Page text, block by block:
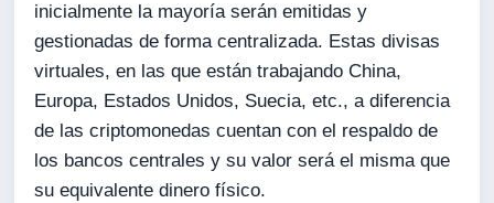
inicialmente la mayoría serán emitidas y
gestionadas de forma centralizada. Estas divisas
virtuales, en las que están trabajando China,
Europa, Estados Unidos, Suecia, etc., a diferencia
de las criptomonedas cuentan con el respaldo de
los bancos centrales y su valor será el misma que
su equivalente dinero físico.